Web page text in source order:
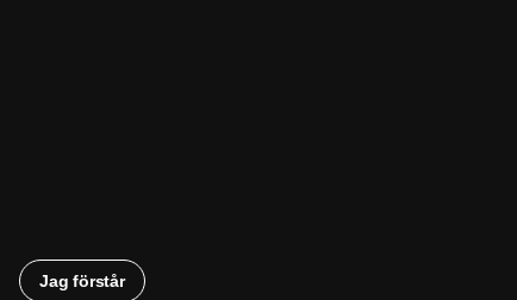
Jag förstår